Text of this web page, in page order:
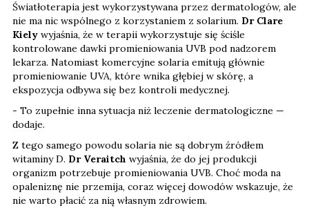
Światłoterapia jest wykorzystywana przez dermatologów, ale
nie ma nic wspólnego z korzystaniem z solarium. Dr Clare
Kiely wyjaśnia, że w terapii wykorzystuje się ściśle
kontrolowane dawki promieniowania UVB pod nadzorem
lekarza. Natomiast komercyjne solaria emitują głównie
promieniowanie UVA, które wnika głębiej w skórę, a
ekspozycja odbywa się bez kontroli medycznej.
- To zupełnie inna sytuacja niż leczenie dermatologiczne —
dodaje.
Z tego samego powodu solaria nie są dobrym źródłem
witaminy D. Dr Veraitch wyjaśnia, że do jej produkcji
organizm potrzebuje promieniowania UVB. Choć moda na
opaleniznę nie przemija, coraz więcej dowodów wskazuje, że
nie warto płacić za nią własnym zdrowiem.